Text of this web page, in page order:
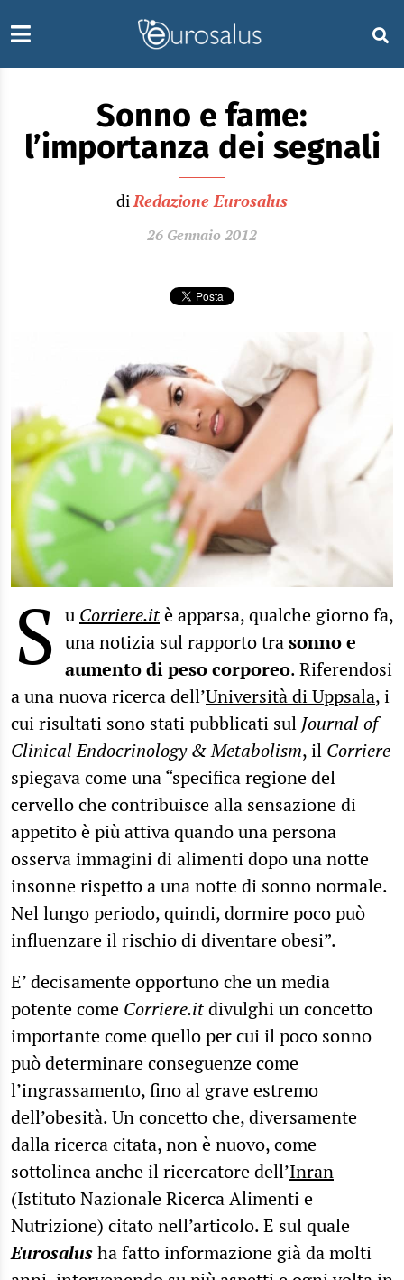
Sonno e fame:
l’importanza dei segnali
diRedazione Eurosalus
26 Gennaio 2012
S u Corriere.itè apparsa, qualche giorno fa,
una notizia sul rapporto trasonno e
aumento di peso corporeo. Riferendosi
a una nuova ricerca dell’Università di Uppsala, i
cui risultati sono stati pubblicati sul Journal of
Clinical Endocrinology & Metabolism, il Corriere
spiegava come una “specifica regione del
cervello che contribuisce alla sensazione di
appetito è più attiva quando una persona
osserva immagini di alimenti dopo una notte
insonne rispetto a una notte di sonno normale.
Nel lungo periodo, quindi, dormire poco può
influenzare il rischio di diventare obesi”.
E’ decisamente opportuno che un media
potente come Corriere.itdivulghi un concetto
importante come quello per cui il poco sonno
può determinare conseguenze come
l’ingrassamento, fino al grave estremo
dell’obesità. Un concetto che, diversamente
dalla ricerca citata, non è nuovo, come
sottolinea anche il ricercatore dell’Inran
(Istituto Nazionale Ricerca Alimenti e
Nutrizione) citato nell’articolo. E sul quale
Eurosalusha fatto informazione già da molti